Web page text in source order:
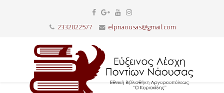
2332022577 elpnaousas@gmail.com